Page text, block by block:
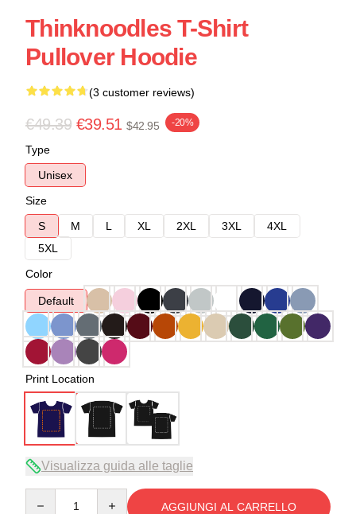
Thinknoodles T-Shirt
Pullover Hoodie
(3 customer reviews)
€49.39 €39.51 $42.95 -20%
Type
Unisex
Size
S
M L XL 2XL 3XL
4XL
5XL
Color
Default
Print Location
Visualizza guida alle taglie
AGGIUNGI AL CARRELLO